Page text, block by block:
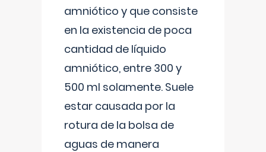
amniótico y que consiste
en la existencia de poca
cantidad de líquido
amniótico, entre 300 y
500 ml solamente. Suele
estar causada por la
rotura de la bolsa de
aguas de manera